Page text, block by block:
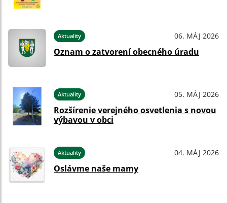
Aktuality 06. MÁJ 2026
Oznam o zatvorení obecného úradu
Aktuality 05. MÁJ 2026
Rozšírenie verejného osvetlenia s novou
výbavou v obci
Aktuality 04. MÁJ 2026
Oslávme naše mamy